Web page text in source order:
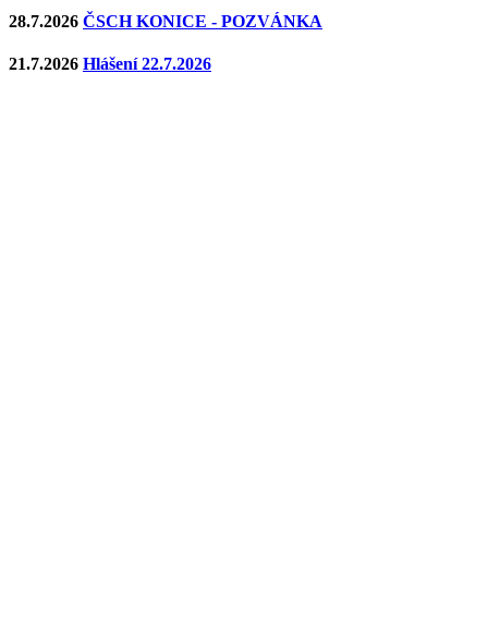
28.7.2026 ČSCH KONICE - POZVÁNKA
21.7.2026 Hlášení 22.7.2026